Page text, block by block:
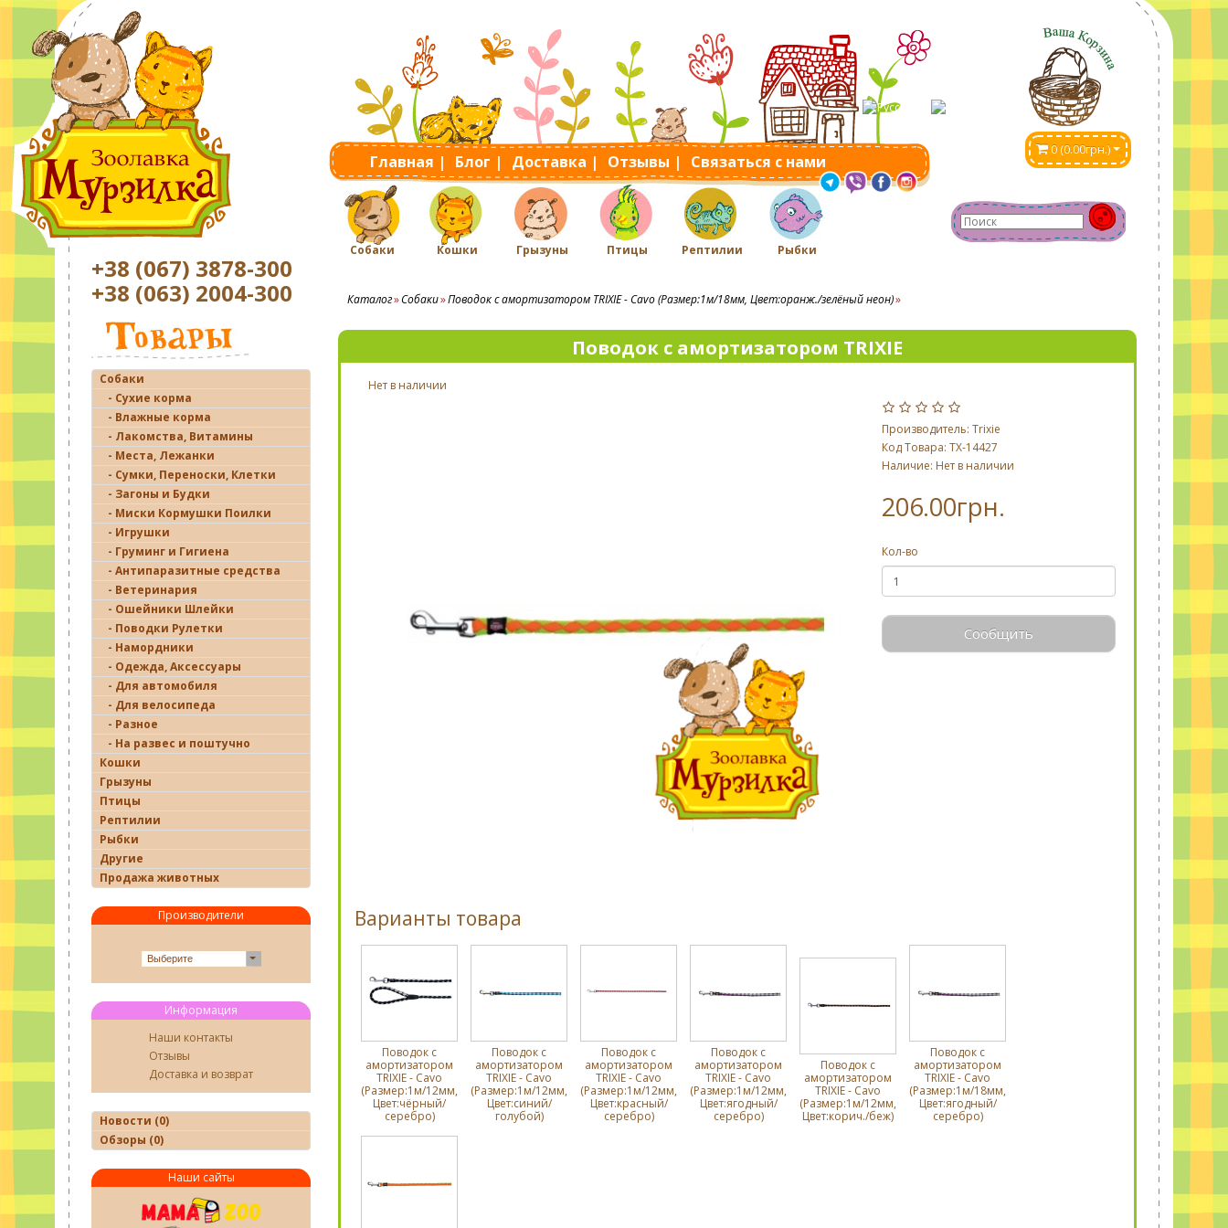
Главная | Блог | Доставка | Отзывы | Связаться с нами
0 (0.00грн.)
Собаки Кошки Грызуны Птицы Рептилии Рыбки
+38 (067) 3878-300
+38 (063) 2004-300
Собаки
- Сухие корма
- Влажные корма
- Лакомства, Витамины
- Места, Лежанки
- Сумки, Переноски, Клетки
- Загоны и Будки
- Миски Кормушки Поилки
- Игрушки
- Груминг и Гигиена
- Антипаразитные средства
- Ветеринария
- Ошейники Шлейки
- Поводки Рулетки
- Намордники
- Одежда, Аксессуары
- Для автомобиля
- Для велосипеда
- Разное
- На развес и поштучно
Кошки
Грызуны
Птицы
Рептилии
Рыбки
Другие
Продажа животных
Производители
Выберите
Информация
Наши контакты
Отзывы
Доставка и возврат
Новости (0)
Обзоры (0)
Наши сайты
Каталог Собаки Поводок с амортизатором TRIXIE - Cavo (Размер:1м/18мм, Цвет:оранж./зелёный неон)
Поводок с амортизатором TRIXIE
Нет в наличии
Производитель: Trixie
Код Товара: TX-14427
Наличие: Нет в наличии
206.00грн.
Кол-во
Сообщить
Варианты товара
Поводок с
амортизатором
TRIXIE - Cavo
(Размер:1м/12мм,
Цвет:чёрный/
серебро)
Поводок с
амортизатором
TRIXIE - Cavo
(Размер:1м/12мм,
Цвет:синий/
голубой)
Поводок с
амортизатором
TRIXIE - Cavo
(Размер:1м/12мм,
Цвет:красный/
серебро)
Поводок с
амортизатором
TRIXIE - Cavo
(Размер:1м/12мм,
Цвет:ягодный/
серебро)
Поводок с
амортизатором
TRIXIE - Cavo
(Размер:1м/12мм,
Цвет:корич./беж)
Поводок с
амортизатором
TRIXIE - Cavo
(Размер:1м/18мм,
Цвет:ягодный/
серебро)